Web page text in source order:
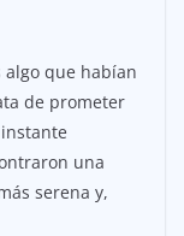
que habían
de prometer
una
serena y,